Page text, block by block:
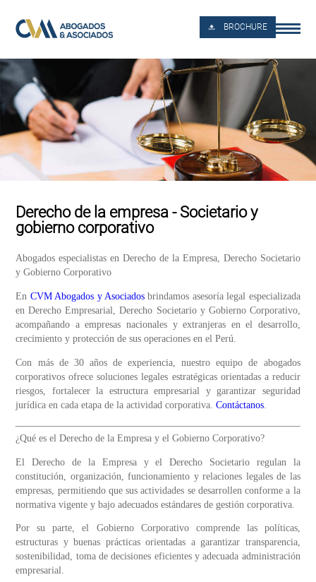
BROCHURE
Derecho de la empresa - Societario y
gobierno corporativo
Abogados especialistas en Derecho de la Empresa, Derecho Societario
y Gobierno Corporativo
En CVM Abogados y Asociados brindamos asesoría legal especializada
en Derecho Empresarial, Derecho Societario y Gobierno Corporativo,
acompañando a empresas nacionales y extranjeras en el desarrollo,
crecimiento y protección de sus operaciones en el Perú.
Con más de 30 años de experiencia, nuestro equipo de abogados
corporativos ofrece soluciones legales estratégicas orientadas a reducir
riesgos, fortalecer la estructura empresarial y garantizar seguridad
jurídica en cada etapa de la actividad corporativa.Contáctanos
¿Qué es el Derecho de la Empresa y el Gobierno Corporativo?
El Derecho de la Empresa y el Derecho Societario regulan la
constitución, organización, funcionamiento y relaciones legales de las
empresas, permitiendo que sus actividades se desarrollen conforme a la
normativa vigente y bajo adecuados estándares de gestión corporativa.
Por su parte, el Gobierno Corporativo comprende las políticas,
estructuras y buenas prácticas orientadas a garantizar transparencia,
sostenibilidad, toma de decisiones eficientes y adecuada administración
empresarial.